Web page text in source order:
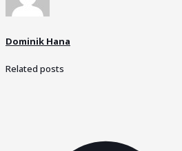
Dominik Hana
Related posts